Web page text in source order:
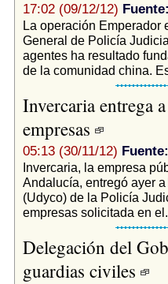
17:02 (09/12/12)
La operación Emperador
General de Policía
agentes ha resultado
de la comunidad china.
Invercaria entrega
empresas
05:13 (30/11/12)
Invercaria, la empresa
Andalucía, entregó ayer
(Udyco) de la Policía
empresas solicitada en
Delegación del
guardias civiles